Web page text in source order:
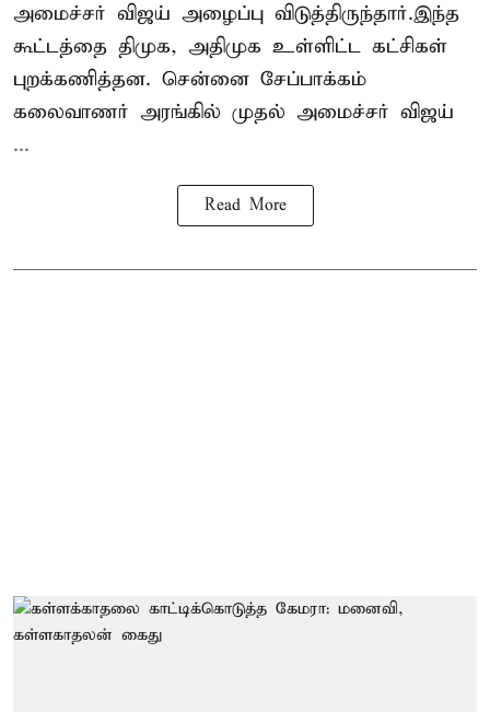
அமைச்சர் விஜய் அழைப்பு விடுத்திருந்தார்.இந்த
கூட்டத்தை திமுக, அதிமுக உள்ளிட்ட கட்சிகள்
புறக்கணித்தன. சென்னை சேப்பாக்கம்
கலைவாணர் அரங்கில் முதல் அமைச்சர் விஜய்
...
Read More